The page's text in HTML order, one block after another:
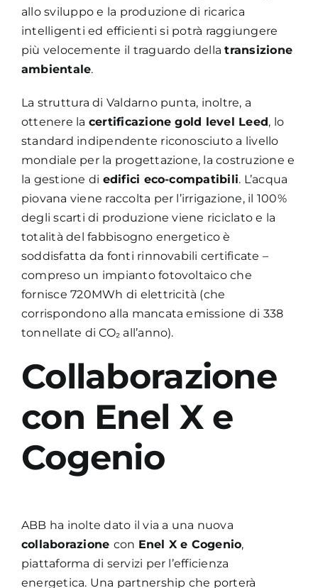
allo sviluppo e la produzione di ricarica
intelligenti ed efficienti si potrà raggiungere
più velocemente il traguardo dellatransizione
ambientale.
La struttura di Valdarno punta, inoltre, a
ottenere la certificazione gold level Leed, lo
standard indipendente riconosciuto a livello
mondiale per la progettazione, la costruzione e
la gestione di edifici eco-compatibili. L’acqua
piovana viene raccolta per l’irrigazione, il 100%
degli scarti di produzione viene riciclato e la
totalità del fabbisogno energetico è
soddisfatta da fonti rinnovabili certificate –
compreso un impianto fotovoltaico che
fornisce 720MWh di elettricità (che
corrispondono alla mancata emissione di 338
tonnellate di CO₂ all’anno).
Collaborazione
con Enel X e
Cogenio
ABB ha inolte dato il via a una nuova
collaborazione con Enel X e Cogenio,
piattaforma di servizi per l’efficienza
energetica. Una partnership che porterà